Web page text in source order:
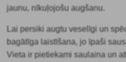
jaunu, nīkuļojošu augšanu.
Lai persiki augtu veselīgi un
bagātīga laistīšana, jo īpaši
Vieta ir pietiekami saulaina un